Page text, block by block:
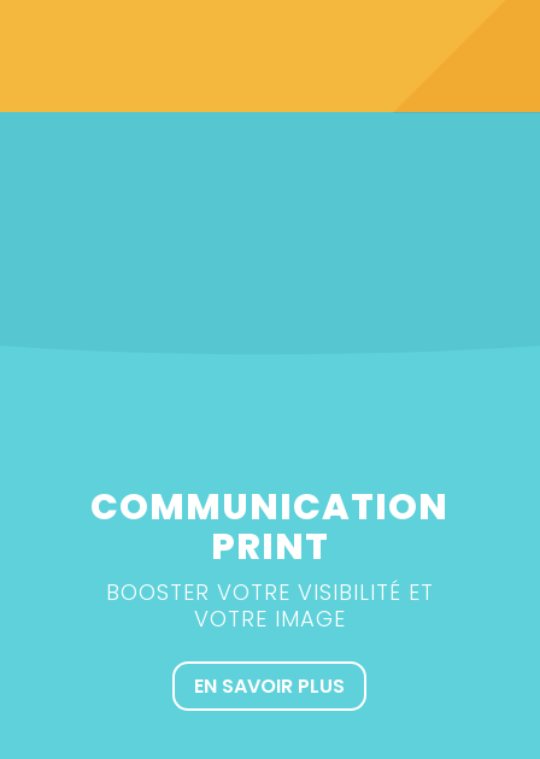
COMMUNICATION
PRINT
BOOSTER VOTRE VISIBILITÉ ET
VOTRE IMAGE
EN SAVOIR PLUS